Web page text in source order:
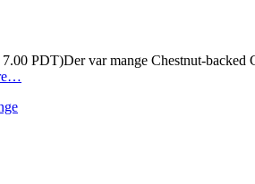
PDT)Der var mange Chestnut-